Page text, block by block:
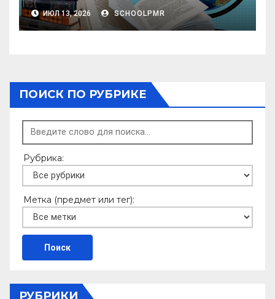
початкових класів організацій
загальної освіти
ИЮЛ 13, 2026 SCHOOLPMR
ПОИСК ПО РУБРИКЕ
Рубрика:
Метка (предмет или тег):
РУБРИКИ